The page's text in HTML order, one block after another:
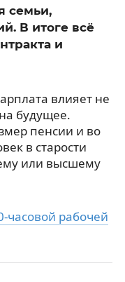
семьи,
В итоге всё
и
влияет не
будущее.
пенсии и во
в старости
или высшему
часовой рабочей